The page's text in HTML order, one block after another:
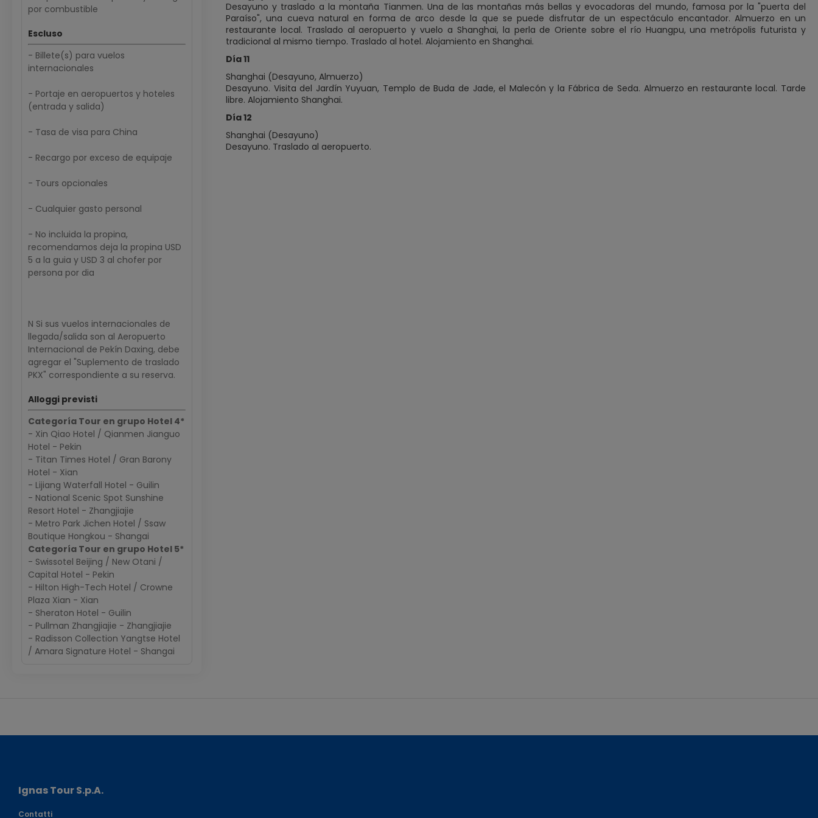
Desayuno y traslado a la montaña Tianmen. Una de las montañas más bellas y evocadoras del mundo, famosa por la "puerta del
Paraíso", una cueva natural en forma de arco desde la que se puede disfrutar de un espectáculo encantador. Almuerzo en un
restaurante local. Traslado al aeropuerto y vuelo a Shanghai, la perla de Oriente sobre el río Huangpu, una metrópolis futurista y
tradicional al mismo tiempo. Traslado al hotel. Alojamiento en Shanghai.
Día 11
Shanghai (Desayuno, Almuerzo)
Desayuno. Visita del Jardín Yuyuan, Templo de Buda de Jade, el Malecón y la Fábrica de Seda. Almuerzo en restaurante local. Tarde
libre. Alojamiento Shanghai.
Día 12
Shanghai (Desayuno)
Desayuno. Traslado al aeropuerto.
por combustible
Escluso
- Billete(s) para vuelos
internacionales
- Portaje en aeropuertos y hoteles
(entrada y salida)
- Tasa de visa para China
- Recargo por exceso de equipaje
- Tours opcionales
- Cualquier gasto personal
- No incluida la propina,
recomendamos deja la propina USD
5 a la guia y USD 3 al chofer por
persona por dia
N Si sus vuelos internacionales de
llegada/salida son al Aeropuerto
Internacional de Pekín Daxing, debe
agregar el "Suplemento de traslado
PKX" correspondiente a su reserva.
Alloggi previsti
Categoría Tour en grupo Hotel 4*
- Xin Qiao Hotel / Qianmen Jianguo
Hotel - Pekin
- Titan Times Hotel / Gran Barony
Hotel - Xian
- Lijiang Waterfall Hotel - Guilin
- National Scenic Spot Sunshine
Resort Hotel - Zhangjiajie
- Metro Park Jichen Hotel / Ssaw
Boutique Hongkou - Shangai
Categoría Tour en grupo Hotel 5*
- Swissotel Beijing / New Otani /
Capital Hotel - Pekin
- Hilton High-Tech Hotel / Crowne
Plaza Xian - Xian
- Sheraton Hotel - Guilin
- Pullman Zhangjiajie - Zhangjiajie
- Radisson Collection Yangtse Hotel
/ Amara Signature Hotel - Shangai
Ignas Tour S.p.A.
Contatti